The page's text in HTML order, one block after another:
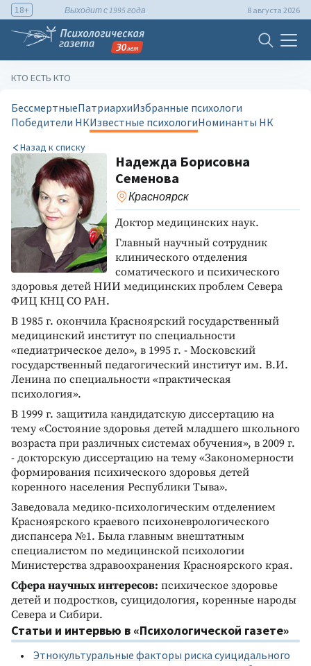
18+ Выходит с 1995 года 8 августа 2026
КТО ЕСТЬ КТО
БессмертныеПатриархиИзбранные психологи
Победители НКИзвестные психологиНоминанты НК
Назад к списку
Надежда Борисовна
Семенова
Красноярск
Доктор медицинских наук.
Главный научный сотрудник
клинического отделения
соматического и психического
здоровья детей НИИ медицинских проблем Севера
ФИЦ КНЦ СО РАН.
В 1985 г. окончила Красноярский государственный
медицинский институт по специальности
«педиатрическое дело», в 1995 г. - Московский
государственный педагогический институт им. В.И.
Ленина по специальности «практическая
психология».
В 1999 г. защитила кандидатскую диссертацию на
тему «Состояние здоровья детей младшего школьного
возраста при различных системах обучения», в 2009 г.
- докторскую диссертацию на тему «Закономерности
формирования психического здоровья детей
коренного населения Республики Тыва».
Заведовала медико-психологическим отделением
Красноярского краевого психоневрологического
диспансера №1. Была главным внештатным
специалистом по медицинской психологии
Министерства здравоохранения Красноярского края.
Сфера научных интересов: психическое здоровье
детей и подростков, суицидология, коренные народы
Севера и Сибири.
Статьи и интервью в «Психологической газете»
Этнокультуральные факторы риска суицидального